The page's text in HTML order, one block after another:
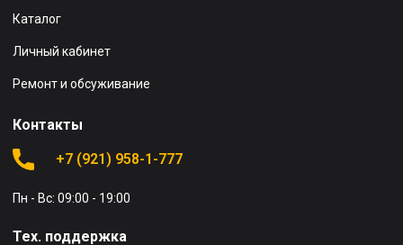
Каталог
Личный кабинет
Ремонт и обсуживание
Контакты
+7 (921) 958-1-777
Пн - Вс: 09:00 - 19:00
Тех. поддержка